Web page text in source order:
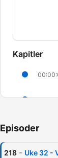
Kapitler
Episoder
218 - Uke 32 -